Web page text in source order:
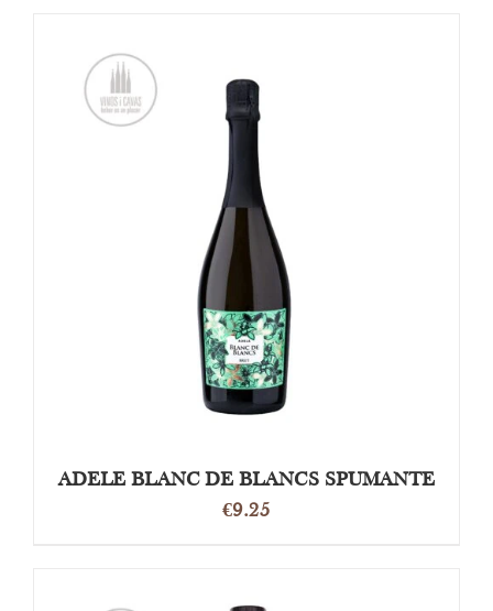
TOEVOEGEN AAN WINKELWAGEN
ADELE BLANC DE BLANCS SPUMANTE
€9.25